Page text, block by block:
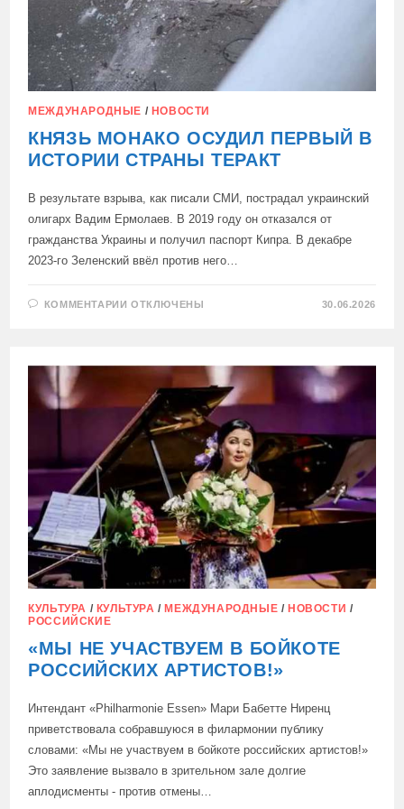
МЕЖДУНАРОДНЫЕ / НОВОСТИ
КНЯЗЬ МОНАКО ОСУДИЛ ПЕРВЫЙ В
ИСТОРИИ СТРАНЫ ТЕРАКТ
В результате взрыва, как писали СМИ, пострадал украинский
олигарх Вадим Ермолаев. В 2019 году он отказался от
гражданства Украины и получил паспорт Кипра. В декабре
2023-го Зеленский ввёл против него…
КОММЕНТАРИИ К
ПЕРВЫЙ
ИСТОРИИ
СТРАНЫ
ТЕРАКТ
ОТКЛЮЧЕНЫ 30.06.2026
КУЛЬТУРА / КУЛЬТУРА /МЕЖДУНАРОДНЫЕ /НОВОСТИ /
РОССИЙСКИЕ
«МЫ НЕ УЧАСТВУЕМ В БОЙКОТЕ
РОССИЙСКИХ АРТИСТОВ!»
Интендант «Philharmonie Essen» Мари Бабетте Ниренц
приветствовала собравшуюся в филармонии публику
словами: «Мы не участвуем в бойкоте российских артистов!»
Это заявление вызвало в зрительном зале долгие
аплодисменты - против отмены…